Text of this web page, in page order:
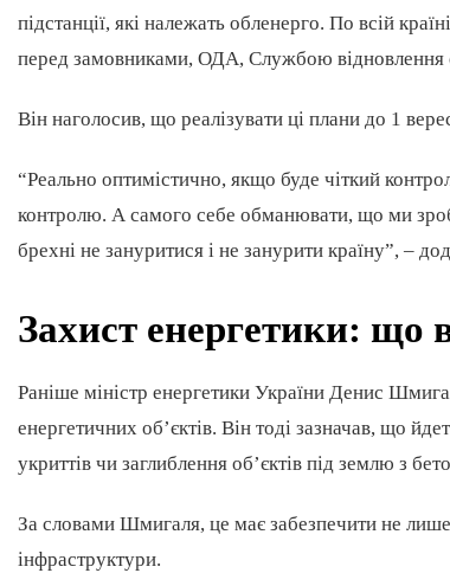
підстанції, які належать обленерго. По всій
перед замовниками, ОДА, Службою відновлення
Він наголосив, що реалізувати ці плани до 1
“Реально оптимістично, якщо буде чіткий
контролю. А самого себе обманювати, що ми
брехні не зануритися і не занурити країну”, –
Захист енергетики: що
Раніше міністр енергетики України Денис
енергетичних обʼєктів. Він тоді зазначав, що
укриттів чи заглиблення об’єктів під землю з
За словами Шмигаля, це має забезпечити не
інфраструктури.